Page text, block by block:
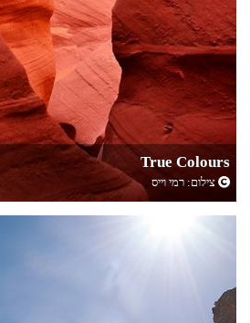
True Colours
צילום: רמי וייס